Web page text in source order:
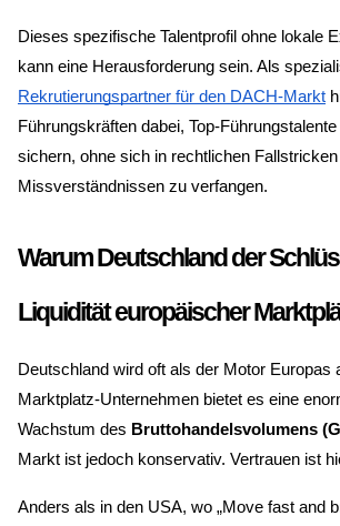
Dieses spezifische Talentprofil ohne lokale
kann eine Herausforderung sein. Als
Rekrutierungspartner für den DACH-Markt
Führungskräften dabei, Top-
sichern, ohne sich in rechtlichen
Missverständnissen zu verfangen.
Warum Deutschland der
Liquidität europäischer
Deutschland wird oft als der Motor Europas
Marktplatz-Unternehmen bietet es eine
Wachstum des Bruttohandelsvolumens
Markt ist jedoch konservativ. Vertrauen ist
Anders als in den USA, wo „Move fast and